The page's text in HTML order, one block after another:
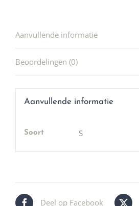
Aanvullende informatie
Beoordelingen (0)
Aanvullende informatie
Soort S
Deel op Facebook